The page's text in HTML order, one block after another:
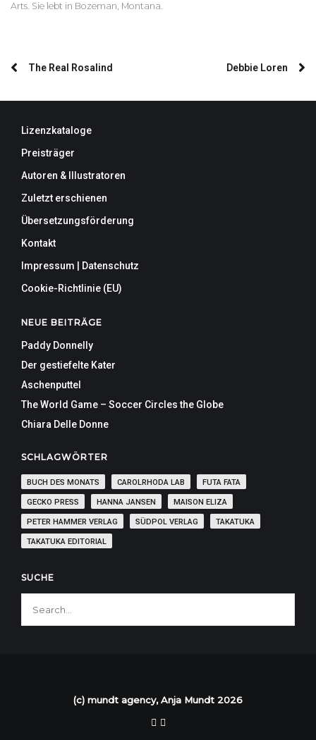
Arts. Sie lebt in Bozeman, Montana.
The Real Rosalind Debbie Loren
Lizenzkataloge
Preisträger
Autoren & Illustratoren
Zuletzt erschienen
Übersetzungsförderung
Kontakt
Impressum | Datenschutz
Cookie-Richtlinie (EU)
NEUE BEITRÄGE
Paddy Donnelly
Der gestiefelte Kater
Aschenputtel
The World Game – Soccer Circles the Globe
Chiara Delle Donne
SCHLAGWÖRTER
BUCH DES MONATS CAROLRHODA LAB FUTA FATA
GECKO PRESS HANNA JANSEN MAISON ELIZA
PETER HAMMER VERLAG SÜDPOL VERLAG TAKATUKA
TAKATUKA EDITORIAL
SUCHE
(c) mundt agency, Anja Mundt 2026